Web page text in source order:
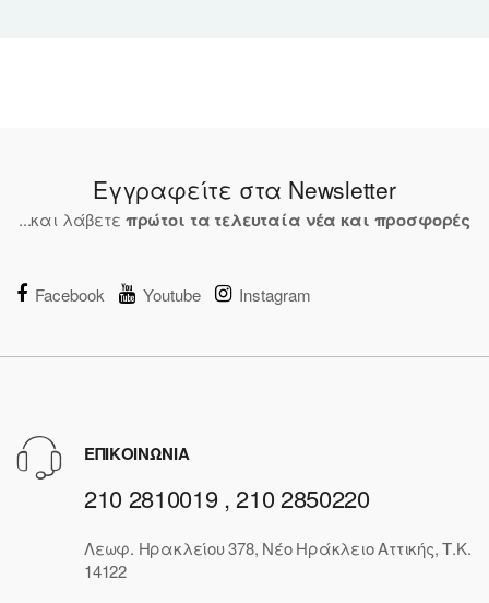
Εγγραφείτε στα Newsletter
...και λάβετε πρώτοι τα τελευταία νέα και προσφορές
Facebook Youtube Instagram
ΕΠΙΚΟΙΝΩΝΙΑ
210 2810019 , 210 2850220
Λεωφ. Ηρακλείου 378, Νέο Ηράκλειο Αττικής, Τ.Κ.
14122